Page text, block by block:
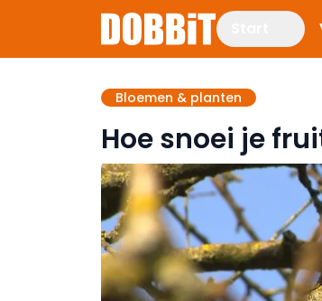
Bloemen & planten
Hoe snoei je